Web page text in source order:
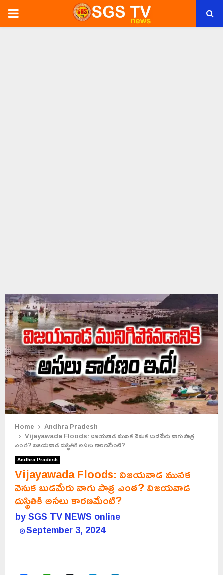
PRIMARY
Home Andhra Pradesh
Vijayawada Floods: విజయవాడ మునక వెనుక బుడమేరు వాగు పాత్ర
ఎంత? విజయవాడ దుస్థితికి అసలు కారణమేంటి?
Andhra Pradesh
Vijayawada Floods: విజయవాడ మునక
వెనుక బుడమేరు వాగు పాత్ర ఎంత? విజయవాడ
దుస్థితికి అసలు కారణమేంటి?
bySGS TV NEWS online
September 3, 2024